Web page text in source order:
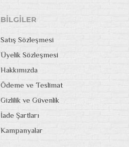
BILGILER
Satış Sözleşmesi
Üyelik Sözleşmesi
Hakkımızda
Ödeme ve Teslimat
Gizlilik ve Güvenlik
İade Şartları
Kampanyalar